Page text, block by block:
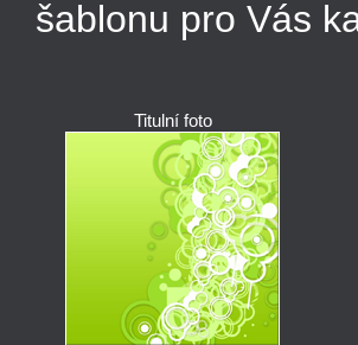
šablonu pro Vás
Titulní foto